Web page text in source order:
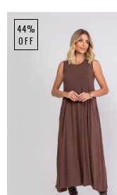
44%
OFF